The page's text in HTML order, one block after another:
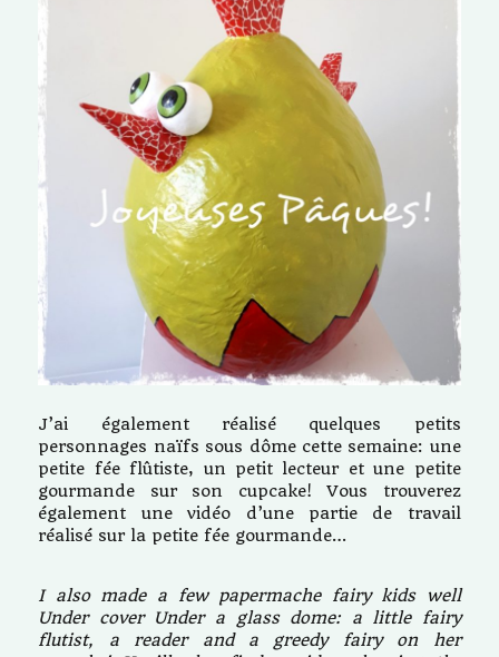
J’ai également réalisé quelques petits
personnages naïfs sous dôme cette semaine: une
petite fée flûtiste, un petit lecteur et une petite
gourmande sur son cupcake! Vous trouverez
également une vidéo d’une partie de travail
réalisé sur la petite fée gourmande…
I also made a few papermache fairy kids well
Under cover Under a glass dome: a little fairy
flutist, a reader and a greedy fairy on her